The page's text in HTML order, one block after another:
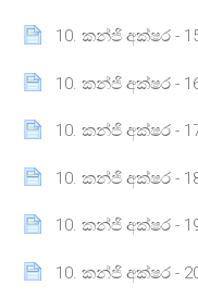
10. කන්ජි අක්ෂර -
10. කන්ජි අක්ෂර -
10. කන්ජි අක්ෂර -
10. කන්ජි අක්ෂර -
10. කන්ජි අක්ෂර -
10. කන්ජි අක්ෂර -